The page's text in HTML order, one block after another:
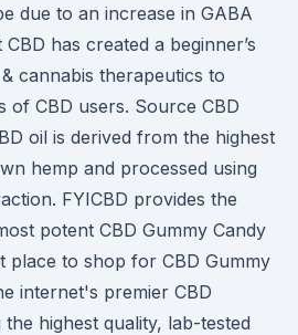
due to an increase in GABA
has created a beginner’s
cannabis therapeutics to
of CBD users. Source CBD
oil is derived from the highest
hemp and processed using
FYICBD provides the
potent CBD Gummy Candy
place to shop for CBD Gummy
internet's premier CBD
highest quality, lab-tested